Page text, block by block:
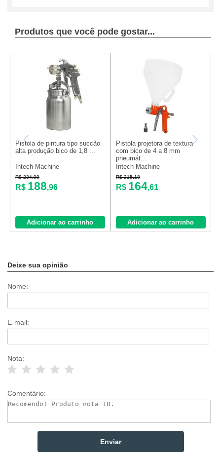
Produtos que você pode gostar...
Pistola de pintura tipo succão
alta produção bico de 1,8 ...
Intech Machine
R$ 234,00
R$ 188,96
Adicionar ao carrinho
Pistola projetora de textura
com bico de 4 a 8 mm
pneumát...
Intech Machine
R$ 215,18
R$ 164,61
Adicionar ao carrinho
Deixe sua opinião
Nome:
E-mail:
Nota:
Comentário: